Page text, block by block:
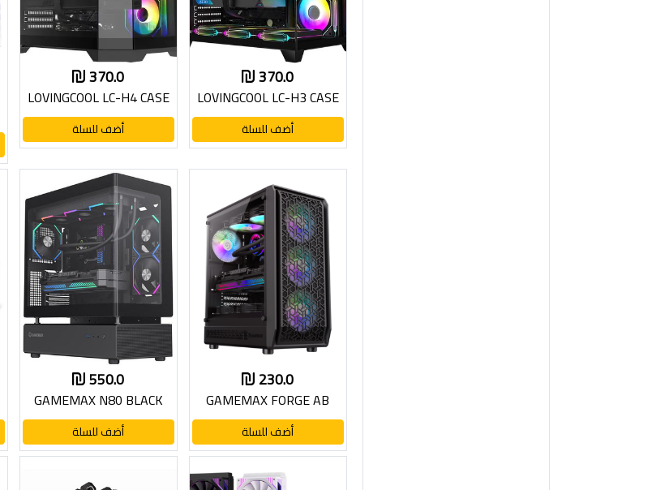
370.0
LOVINGCOOL LC-H3 CASE
أضف للسلة
370.0
LOVINGCOOL LC-H4 CASE
أضف للسلة
230.0
GAMEMAX FORGE AB
أضف للسلة
550.0
GAMEMAX N80 BLACK
أضف للسلة